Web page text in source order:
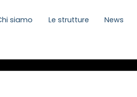
siamo Le strutture News